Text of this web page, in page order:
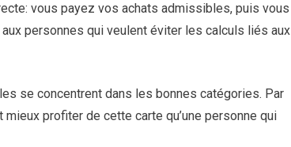
vous payez vos achats admissibles, puis vous
personnes qui veulent éviter les calculs liés aux
se concentrent dans les bonnes catégories. Par
profiter de cette carte qu’une personne qui